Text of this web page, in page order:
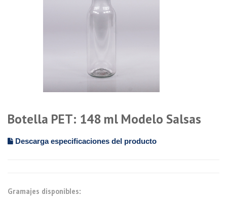
Botella PET: 148 ml Modelo Salsas
Descarga especificaciones del producto
Gramajes disponibles: